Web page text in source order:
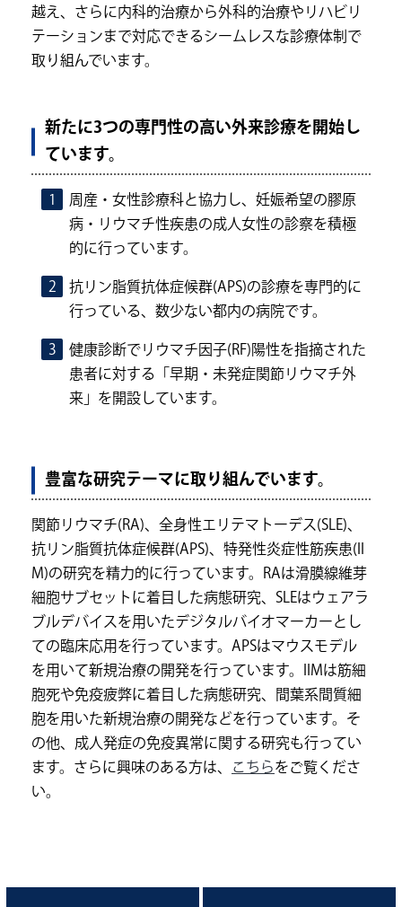
越え、さらに内科的治療から外科的治療やリハビリ
テーションまで対応できるシームレスな診療体制で
取り組んでいます。
新たに3つの専門性の高い外来診療を開始し
ています。
周産・女性診療科と協力し、妊娠希望の膠原
病・リウマチ性疾患の成人女性の診察を積極
的に行っています。
抗リン脂質抗体症候群(APS)の診療を専門的に
行っている、数少ない都内の病院です。
健康診断でリウマチ因子(RF)陽性を指摘された
患者に対する「早期・未発症関節リウマチ外
来」を開設しています。
豊富な研究テーマに取り組んでいます。
関節リウマチ(RA)、全身性エリテマトーデス(SLE)、
抗リン脂質抗体症候群(APS)、特発性炎症性筋疾患(II
M)の研究を精力的に行っています。RAは滑膜線維芽
細胞サブセットに着目した病態研究、SLEはウェアラ
ブルデバイスを用いたデジタルバイオマーカーとし
ての臨床応用を行っています。APSはマウスモデル
を用いて新規治療の開発を行っています。IIMは筋細
胞死や免疫疲弊に着目した病態研究、間葉系間質細
胞を用いた新規治療の開発などを行っています。そ
の他、成人発症の免疫異常に関する研究も行ってい
ます。さらに興味のある方は、 こちらをご覧くださ
い。